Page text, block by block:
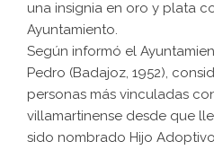
una insignia en oro y plata
Ayuntamiento.
Según informó el
Pedro (Badajoz, 1952),
personas más vinculadas
villamartinense desde que
sido nombrado Hijo